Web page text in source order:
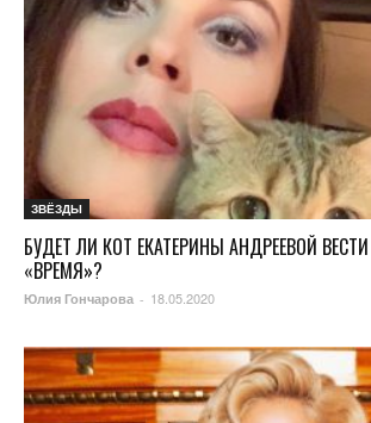
ЗВЁЗДЫ
БУДЕТ ЛИ КОТ ЕКАТЕРИНЫ АНДРЕЕВОЙ
«ВРЕМЯ»?
Юлия Гончарова - 18.05.2020